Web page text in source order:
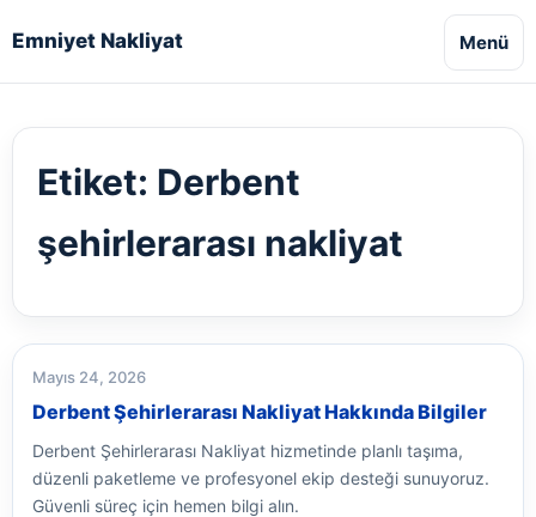
Emniyet Nakliyat Menü
Etiket: Derbent
şehirlerarası nakliyat
Mayıs 24, 2026
Derbent Şehirlerarası Nakliyat Hakkında Bilgiler
Derbent Şehirlerarası Nakliyat hizmetinde planlı taşıma,
düzenli paketleme ve profesyonel ekip desteği sunuyoruz.
Güvenli süreç için hemen bilgi alın.